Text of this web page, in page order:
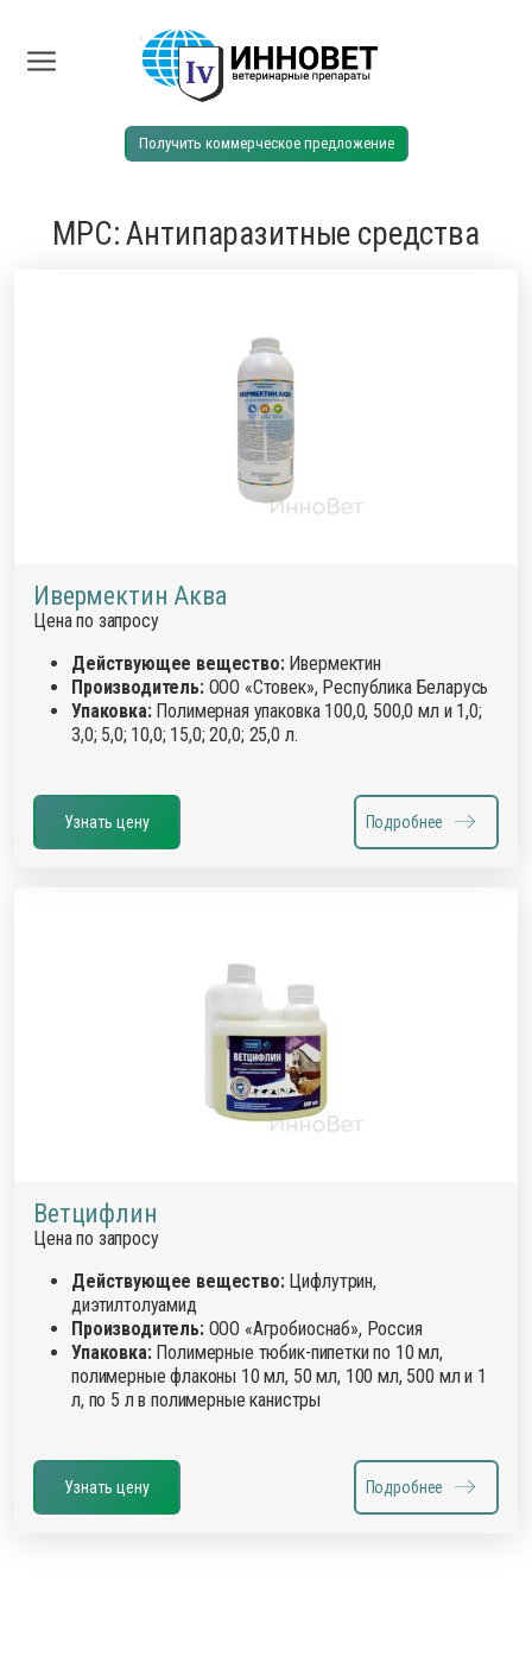
Получить коммерческое предложение
МРС: Антипаразитные средства
Ивермектин Аква
Цена по запросу
Действующее вещество:Ивермектин
Производитель:ООО «Стовек», Республика Беларусь
Упаковка:Полимерная упаковка 100,0, 500,0 мл и 1,0;
3,0; 5,0; 10,0; 15,0; 20,0; 25,0 л.
Узнать цену Подробнее
Ветцифлин
Цена по запросу
Действующее вещество:Цифлутрин,
диэтилтолуамид
Производитель:ООО «Агробиоснаб», Россия
Упаковка:Полимерные тюбик-пипетки по 10 мл,
полимерные флаконы 10 мл, 50 мл, 100 мл, 500 мл и 1
л, по 5 л в полимерные канистры
Узнать цену Подробнее